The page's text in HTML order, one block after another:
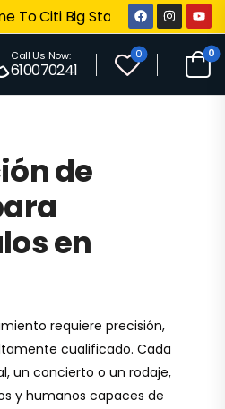
Citi Big Star
Call Us Now:
610070241
0 0
de
en
requiere precisión,
cualificado. Cada
un concierto o un rodaje,
y humanos capaces de